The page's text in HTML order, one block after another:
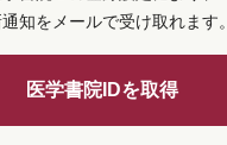
知をメールで受け取れます。
医学書院IDを取得